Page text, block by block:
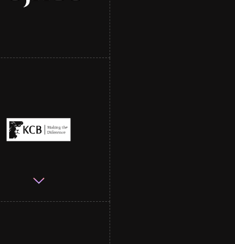
Striking the perfect
balance